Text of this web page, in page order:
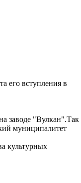
его вступления в
заводе "Вулкан".Так
муниципалитет
культурных